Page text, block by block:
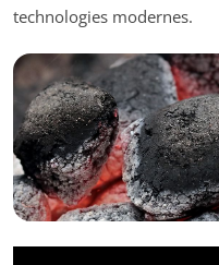
technologies modernes.